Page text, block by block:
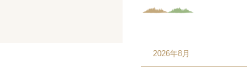
2026年8月